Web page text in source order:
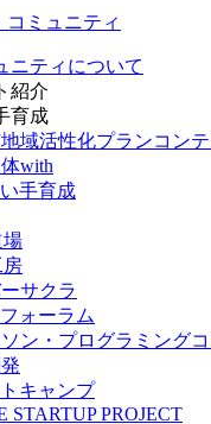
ニティについて
紹介
育成
域活性化プランコンテ
with
手育成
場
房
サクラ
ォーラム
ン・プログラミングコ
キャンプ
STARTUP PROJECT